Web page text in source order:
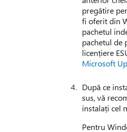
pregătire
fi oferit din
pachetul
pachetul de
licențiere
Microsoft
După ce
sus, vă
instalați cel
Pentru